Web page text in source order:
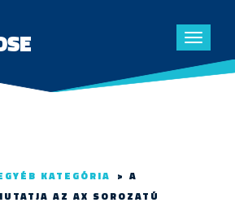
Toggle
KATEGÓRIA > A
AZ AX SOROZATÚ